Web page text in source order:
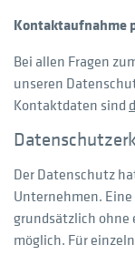
Kontaktaufnahme
Bei allen Fragen
unseren
Kontaktdaten sind
Der Datenschutz
Unternehmen.
grundsätzlich ohne
möglich. Für